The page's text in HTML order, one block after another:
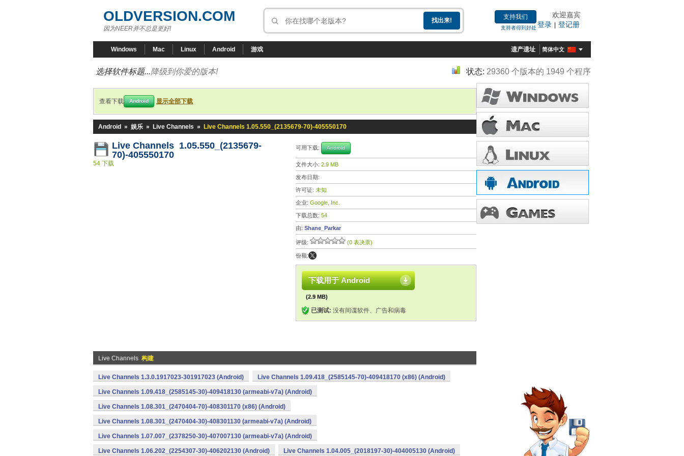
OLDVERSION.COM
因为NEER并不总是更好!
支持我们
支持者得到好处
欢迎嘉宾
登录 | 登记册
Windows Mac Linux Android 游戏 遗产遗址 简体中文
选择软件标题...降级到你爱的版本! 状态: 29360 个版本的 1949 个程序
查看下载 Android 显示全部下载
Android » 娱乐 » Live Channels » Live Channels 1.05.550_(2135679-70)-405550170
Live Channels 1.05.550_(2135679-
70)-405550170
54 下载
可用下载: Android
文件大小: 2.9 MB
发布日期:
许可证: 未知
企业: Google, Inc.
下载总数: 54
由: Shane_Parkar
评级: (0 表决票)
份额:
下载用于 Android
(2.9 MB)
已测试: 没有间谍软件、广告和病毒
Live Channels 构建
Live Channels 1.3.0.1917023-301917023 (Android) Live Channels 1.09.418_(2585145-70)-409418170 (x86) (Android)
Live Channels 1.09.418_(2585145-30)-409418130 (armeabi-v7a) (Android)
Live Channels 1.08.301_(2470404-70)-408301170 (x86) (Android)
Live Channels 1.08.301_(2470404-30)-408301130 (armeabi-v7a) (Android)
Live Channels 1.07.007_(2378250-30)-407007130 (armeabi-v7a) (Android)
Live Channels 1.06.202_(2254307-30)-406202130 (Android) Live Channels 1.04.005_(2018197-30)-404005130 (Android)